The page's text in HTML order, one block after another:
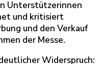
Unterstützerinnen
und kritisiert
und den Verkauf
der Messe.
Widerspruch: